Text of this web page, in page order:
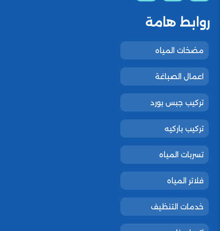
روابط هامة
مضخات المياه
اعمال الصباغة
تركيب جبس بورد
تركيب باركيه
تسربات المياه
فلاتر المياه
خدمات التنظيف